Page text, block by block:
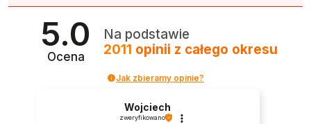
5.0
Ocena
Na podstawie
2011 opinii z całego okresu
Jak zbieramy opinie?
Wojciech
zweryfikowano